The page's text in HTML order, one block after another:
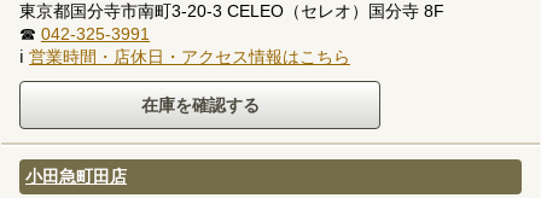
東京都国分寺市南町3-20-3 CELEO（セレオ）国分寺 8F
☎ 042-325-3991
ℹ 営業時間・店休日・アクセス情報はこちら
小田急町田店